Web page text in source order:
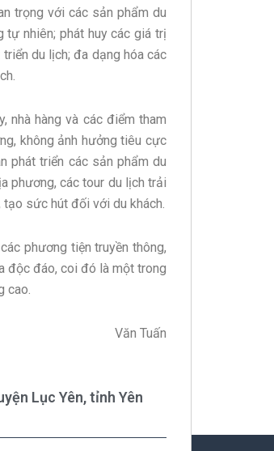
trọng với các sản phẩm du
nhiên; phát huy các giá trị
du lịch; đa dạng hóa các
nhà hàng và các điểm tham
không ảnh hưởng tiêu cực
phát triển các sản phẩm du
phương, các tour du lịch trải
sức hút đối với du khách.
phương tiện truyền thông,
độc đáo, coi đó là một trong
cao.
Văn Tuấn
Lục Yên, tỉnh Yên